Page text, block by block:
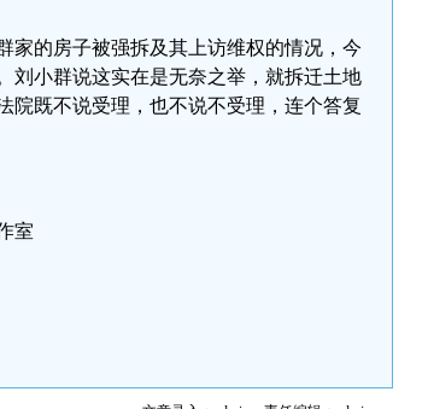
家的房子被强拆及其上访维权的情况，今
刘小群说这实在是无奈之举，就拆迁土地
院既不说受理，也不说不受理，连个答复